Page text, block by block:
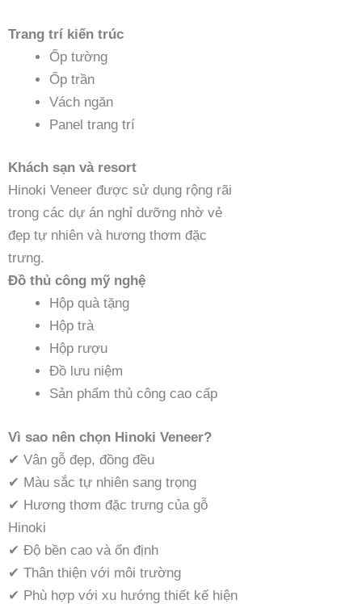
Trang trí kiến trúc
Ốp tường
Ốp trần
Vách ngăn
Panel trang trí
Khách sạn và resort
Hinoki Veneer được sử dụng rộng rãi
trong các dự án nghỉ dưỡng nhờ vẻ
đẹp tự nhiên và hương thơm đặc
trưng.
Đồ thủ công mỹ nghệ
Hộp quà tặng
Hộp trà
Hộp rượu
Đồ lưu niệm
Sản phẩm thủ công cao cấp
Vì sao nên chọn Hinoki Veneer?
✔ Vân gỗ đẹp, đồng đều
✔ Màu sắc tự nhiên sang trọng
✔ Hương thơm đặc trưng của gỗ
Hinoki
✔ Độ bền cao và ổn định
✔ Thân thiện với môi trường
✔ Phù hợp với xu hướng thiết kế hiện